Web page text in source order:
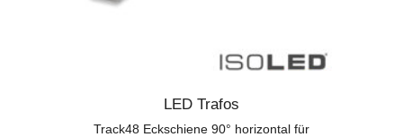
LED Trafos
Track48 Eckschiene 90° horizontal für